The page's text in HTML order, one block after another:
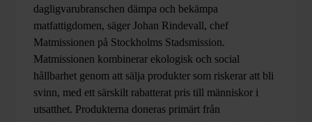
dagligvarubranschen dämpa och bekämpa
matfattigdomen, säger Johan Rindevall, chef
Matmissionen på Stockholms Stadsmission.
Matmissionen kombinerar ekologisk och social
hållbarhet genom att sälja produkter som riskerar att bli
svinn, med ett särskilt rabatterat pris till människor i
utsatthet. Produkterna doneras primärt från